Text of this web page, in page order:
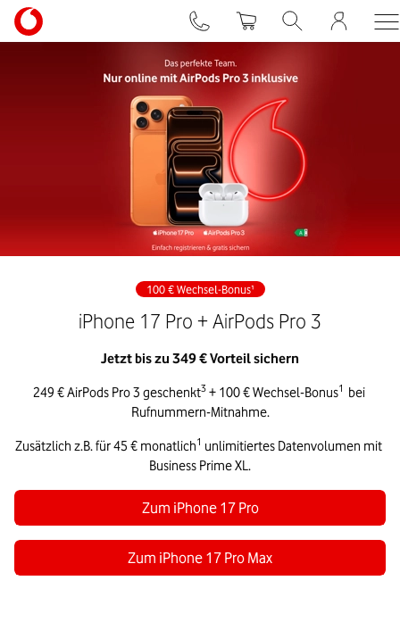
100 € Wechsel-Bonus¹
iPhone 17 Pro + AirPods Pro 3
Jetzt bis zu 349 € Vorteil sichern
249 € AirPods Pro 3 geschenkt3 + 100 € Wechsel-Bonus1 bei
Rufnummern-Mitnahme.
Zusätzlich z.B. für 45 € monatlich1 unlimitiertes Datenvolumen mit
Business Prime XL.
Zum iPhone 17 Pro
Zum iPhone 17 Pro Max